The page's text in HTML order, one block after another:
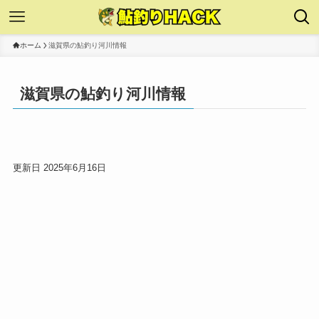
ホーム 滋賀県の鮎釣り河川情報
滋賀県の鮎釣り河川情報
更新日 2025年6月16日